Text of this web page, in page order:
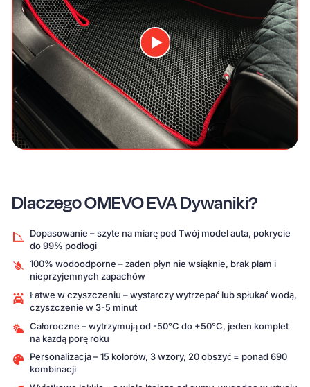
Dlaczego OMEVO EVA Dywaniki?
Dopasowanie – szyte na miarę pod Twój model auta, pokrycie
do 99% podłogi
100% wodoodporne – żaden płyn nie wsiąknie, brak plam i
nieprzyjemnych zapachów
Łatwe w czyszczeniu – wystarczy wytrzepać lub spłukać wodą,
czyszczenie w 3-5 minut
Całoroczne – wytrzymują od -50°C do +50°C, jeden komplet
na każdą porę roku
Personalizacja – 15 kolorów, 3 wzory, 20 obszyć = ponad 690
kombinacji